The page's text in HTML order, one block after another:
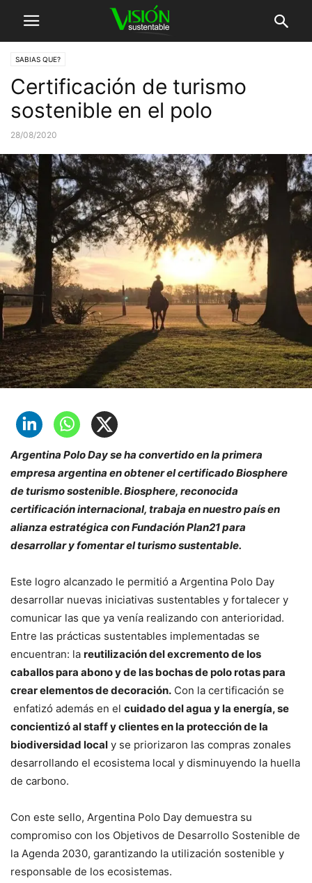
SABIAS QUE?
Certificación de turismo
sostenible en el polo
28/08/2020
Argentina Polo Day se ha convertido en la primera
empresa argentina en obtener el certificado Biosphere
de turismo sostenible. Biosphere, reconocida
certificación internacional, trabaja en nuestro país en
alianza estratégica con Fundación Plan21 para
desarrollar y fomentar el turismo sustentable.
Este logro alcanzado le permitió a Argentina Polo Day
desarrollar nuevas iniciativas sustentables y fortalecer y
comunicar las que ya venía realizando con anterioridad.
Entre las prácticas sustentables implementadas se
encuentran: la reutilización del excremento de los
caballos para abono y de las bochas de polo rotas para
crear elementos de decoración. Con la certificación se
enfatizó además en el cuidado del agua y la energía, se
concientizó al staff y clientes en la protección de la
biodiversidad local y se priorizaron las compras zonales
desarrollando el ecosistema local y disminuyendo la huella
de carbono.
Con este sello, Argentina Polo Day demuestra su
compromiso con los Objetivos de Desarrollo Sostenible de
la Agenda 2030, garantizando la utilización sostenible y
responsable de los ecosistemas.